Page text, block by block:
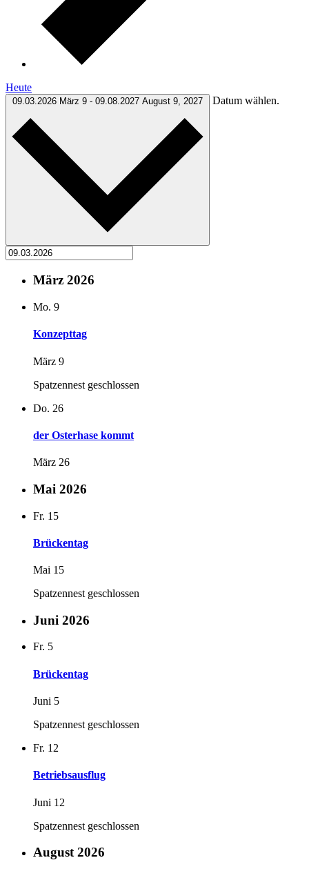
Heute
09.03.2026 März 9 - 09.08.2027 August 9, 2027 Datum wählen.
März 2026
Mo. 9
Konzepttag
März 9
Spatzennest geschlossen
Do. 26
der Osterhase kommt
März 26
Mai 2026
Fr. 15
Brückentag
Mai 15
Spatzennest geschlossen
Juni 2026
Fr. 5
Brückentag
Juni 5
Spatzennest geschlossen
Fr. 12
Betriebsausflug
Juni 12
Spatzennest geschlossen
August 2026